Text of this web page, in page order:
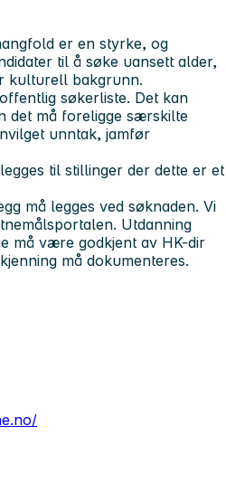
er en styrke, og
til å søke uansett alder,
kulturell bakgrunn.
søkerliste. Det kan
det må foreligge særskilte
unntak, jamfør
til stillinger der dette er et
må legges ved søknaden. Vi
Utdanning
må være godkjent av HK-dir
må dokumenteres.